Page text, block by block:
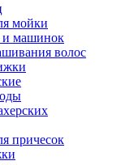
мойки
и машинок
волос
причесок